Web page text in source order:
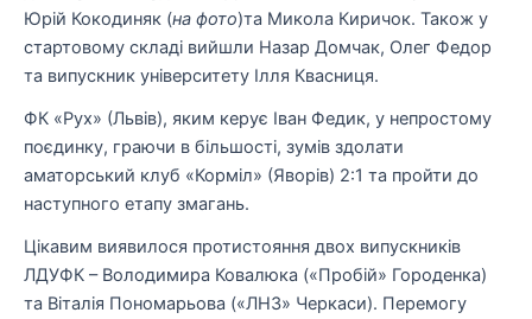
Юрій Кокодиняк (на фото)та Микола Киричок. Також у
стартовому складі вийшли Назар Домчак, Олег Федор
та випускник університету Ілля Квасниця.
ФК «Рух» (Львів), яким керує Іван Федик, у непростому
поєдинку, граючи в більшості, зумів здолати
аматорський клуб «Корміл» (Яворів) 2:1 та пройти до
наступного етапу змагань.
Цікавим виявилося протистояння двох випускників
ЛДУФК – Володимира Ковалюка («Пробій» Городенка)
та Віталія Пономарьова («ЛНЗ» Черкаси). Перемогу